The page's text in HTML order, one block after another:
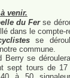
venir.
du Ferse
dans le compte-
se
notre commune.
Berry se
sept tours de